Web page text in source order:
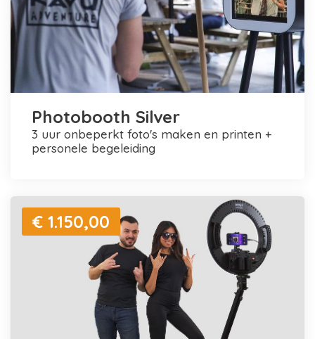
Photobooth Silver
3 uur onbeperkt foto's maken en printen +
personele begeleiding
€ 1.150,00